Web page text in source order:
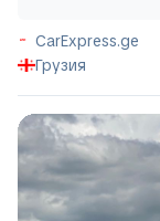
CarExpress.ge
Грузия